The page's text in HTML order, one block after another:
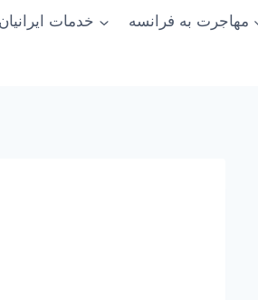
خدمات مهاجرت به فرانسه